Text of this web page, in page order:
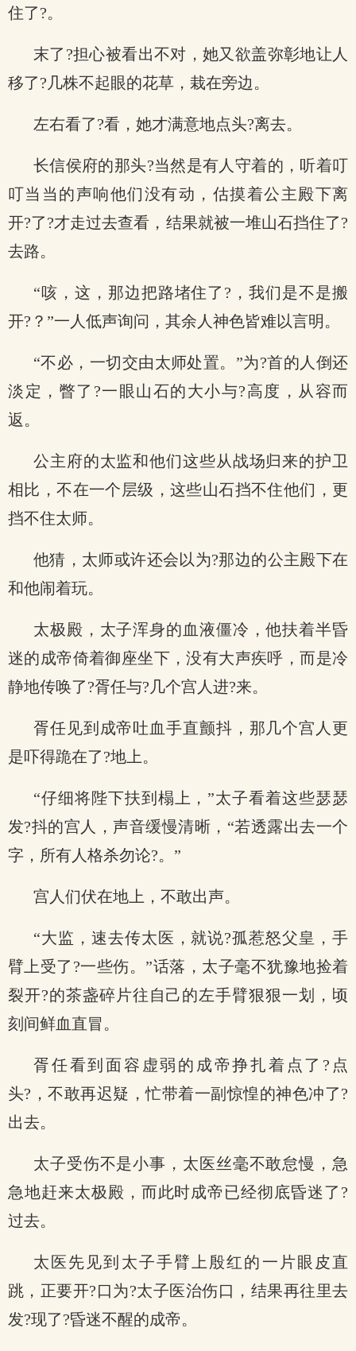
住了?。
末了?担心被看出不对，她又欲盖弥彰地让人
移了?几株不起眼的花草，栽在旁边。
左右看了?看，她才满意地点头?离去。
长信侯府的那头?当然是有人守着的，听着叮
叮当当的声响他们没有动，估摸着公主殿下离
开?了?才走过去查看，结果就被一堆山石挡住了?
去路。
“咳，这，那边把路堵住了?，我们是不是搬
开?？”一人低声询问，其余人神色皆难以言明。
“不必，一切交由太师处置。”为?首的人倒还
淡定，瞥了?一眼山石的大小与?高度，从容而
返。
公主府的太监和他们这些从战场归来的护卫
相比，不在一个层级，这些山石挡不住他们，更
挡不住太师。
他猜，太师或许还会以为?那边的公主殿下在
和他闹着玩。
太极殿，太子浑身的血液僵冷，他扶着半昏
迷的成帝倚着御座坐下，没有大声疾呼，而是冷
静地传唤了?胥任与?几个宫人进?来。
胥任见到成帝吐血手直颤抖，那几个宫人更
是吓得跪在了?地上。
“仔细将陛下扶到榻上，”太子看着这些瑟瑟
发?抖的宫人，声音缓慢清晰，“若透露出去一个
字，所有人格杀勿论?。”
宫人们伏在地上，不敢出声。
“大监，速去传太医，就说?孤惹怒父皇，手
臂上受了?一些伤。”话落，太子毫不犹豫地捡着
裂开?的茶盏碎片往自己的左手臂狠狠一划，顷
刻间鲜血直冒。
胥任看到面容虚弱的成帝挣扎着点了?点
头?，不敢再迟疑，忙带着一副惊惶的神色冲了?
出去。
太子受伤不是小事，太医丝毫不敢怠慢，急
急地赶来太极殿，而此时成帝已经彻底昏迷了?
过去。
太医先见到太子手臂上殷红的一片眼皮直
跳，正要开?口为?太子医治伤口，结果再往里去
发?现了?昏迷不醒的成帝。